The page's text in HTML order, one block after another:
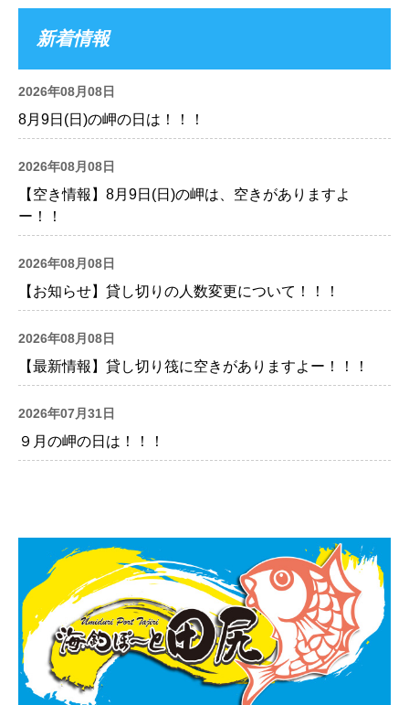
新着情報
2026年08月08日
8月9日(日)の岬の日は！！！
2026年08月08日
【空き情報】8月9日(日)の岬は、空きがありますよ
ー！！
2026年08月08日
【お知らせ】貸し切りの人数変更について！！！
2026年08月08日
【最新情報】貸し切り筏に空きがありますよー！！！
2026年07月31日
９月の岬の日は！！！